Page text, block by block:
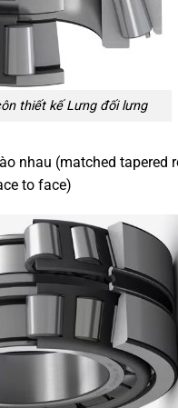
thiết kế Lưng đối lưng
nhau (matched tapered
to face)